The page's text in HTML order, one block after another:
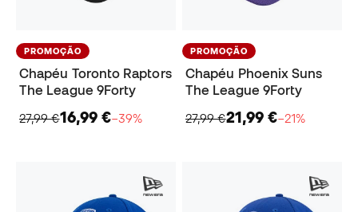
PROMOÇÃO
Chapéu Toronto Raptors
The League 9Forty
27,99 €16,99 €−39%
PROMOÇÃO
Chapéu Phoenix Suns
The League 9Forty
27,99 €21,99 €−21%